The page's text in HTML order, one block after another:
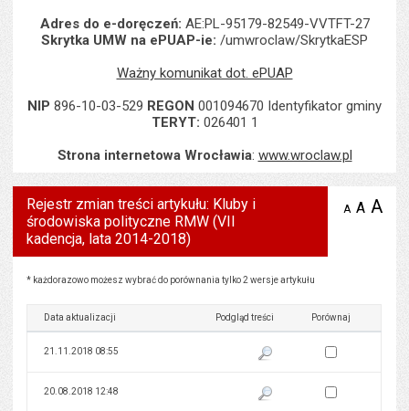
Adres do e-doręczeń: AE:PL-95179-82549-VVTFT-27
Skrytka UMW na ePUAP-ie: /umwroclaw/SkrytkaESP
Ważny komunikat dot. ePUAP
NIP 896-10-03-529 REGON 001094670 Identyfikator gminy
TERYT: 026401 1
Strona internetowa Wrocławia: www.wroclaw.pl
Rejestr zmian treści artykułu: Kluby i
środowiska polityczne RMW (VII
kadencja, lata 2014-2018)
A zmniejsz
A A
Rejestr zmian treści artykułu: Kluby i środowiska polityczne RMW (VII kadencja, lata 2014-
* każdorazowo możesz wybrać do porównania tylko 2 wersje artykułu
Data aktualizacji Podgląd treści Porównaj
21.11.2018 08:55 Pokaż podgląd wersji z dnia
Zaznacz wersję do
20.08.2018 12:48 Pokaż podgląd wersji z dnia
Zaznacz wersję do